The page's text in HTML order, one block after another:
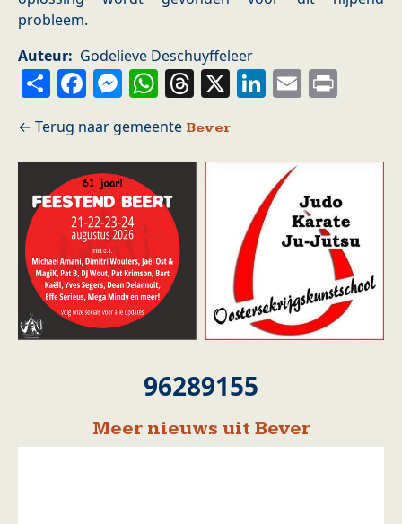
probleem.
Auteur
Godelieve Deschuyffeleer
ShareFacebook
Messenger
WhatsApp
Threads
X LinkedIn
Email
Bever
96289155
Meer nieuws uit Bever